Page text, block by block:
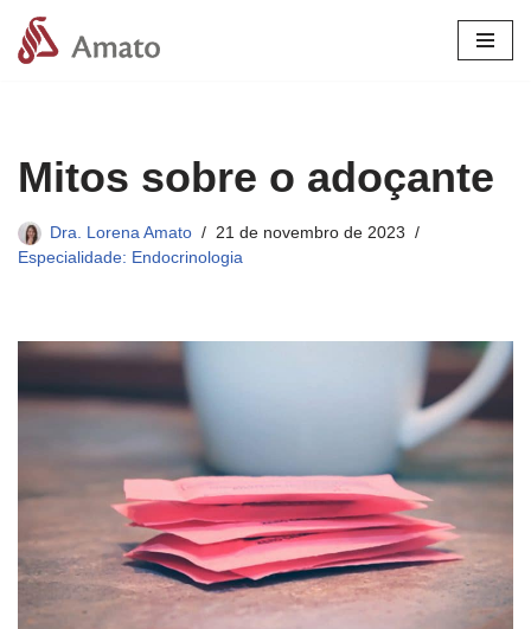
Pular
Mitos sobre o adoçante
Dra. Lorena Amato
21 de novembro de 2023
Especialidade: Endocrinologia